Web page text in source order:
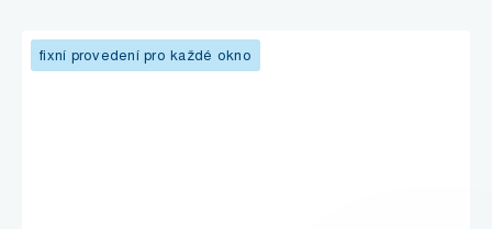
fixní provedení pro každé okno